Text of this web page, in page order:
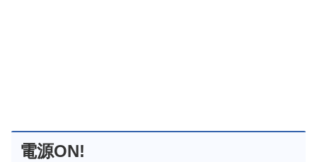
電源ON!